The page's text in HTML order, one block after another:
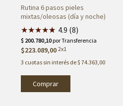
Rutina 6 pasos pieles
mixtas/oleosas (día y noche)
★★★★★
★ 4.9 (8)
$223.089,00 2x1
3 cuotas sin interés de$ 74.363,00